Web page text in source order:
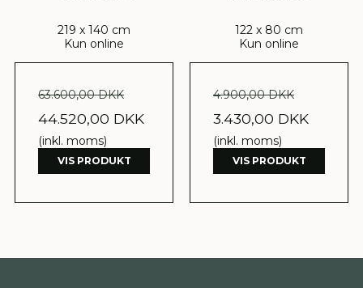
219 x 140 cm
Kun online
63.600,00 DKK
44.520,00 DKK
(inkl. moms)
VIS PRODUKT
122 x 80 cm
Kun online
4.900,00 DKK
3.430,00 DKK
(inkl. moms)
VIS PRODUKT